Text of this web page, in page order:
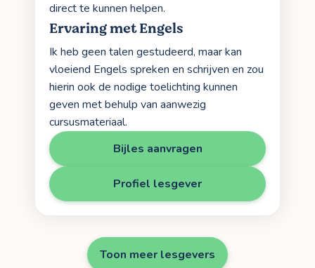
direct te kunnen helpen.
Ervaring met Engels
Ik heb geen talen gestudeerd, maar kan
vloeiend Engels spreken en schrijven en zou
hierin ook de nodige toelichting kunnen
geven met behulp van aanwezig
cursusmateriaal.
Bijles aanvragen
Profiel lesgever
Toon meer lesgevers